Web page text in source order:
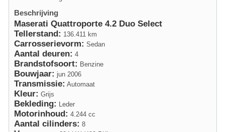
Beschrijving
Maserati Quattroporte 4.2 Duo Select
Tellerstand: 136.411 km
Carrosserievorm: Sedan
Aantal deuren: 4
Brandstofsoort: Benzine
Bouwjaar: jun 2006
Transmissie: Automaat
Kleur: Grijs
Bekleding: Leder
Motorinhoud: 4.244 cc
Aantal cilinders: 8